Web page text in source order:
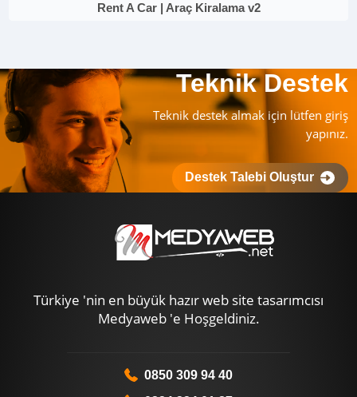
Rent A Car | Araç Kiralama v2
Teknik Destek
Teknik destek almak için lütfen giriş
yapınız.
Destek Talebi Oluştur
Türkiye 'nin en büyük hazır web site tasarımcısı
Medyaweb 'e Hoşgeldiniz.
0850 309 94 40